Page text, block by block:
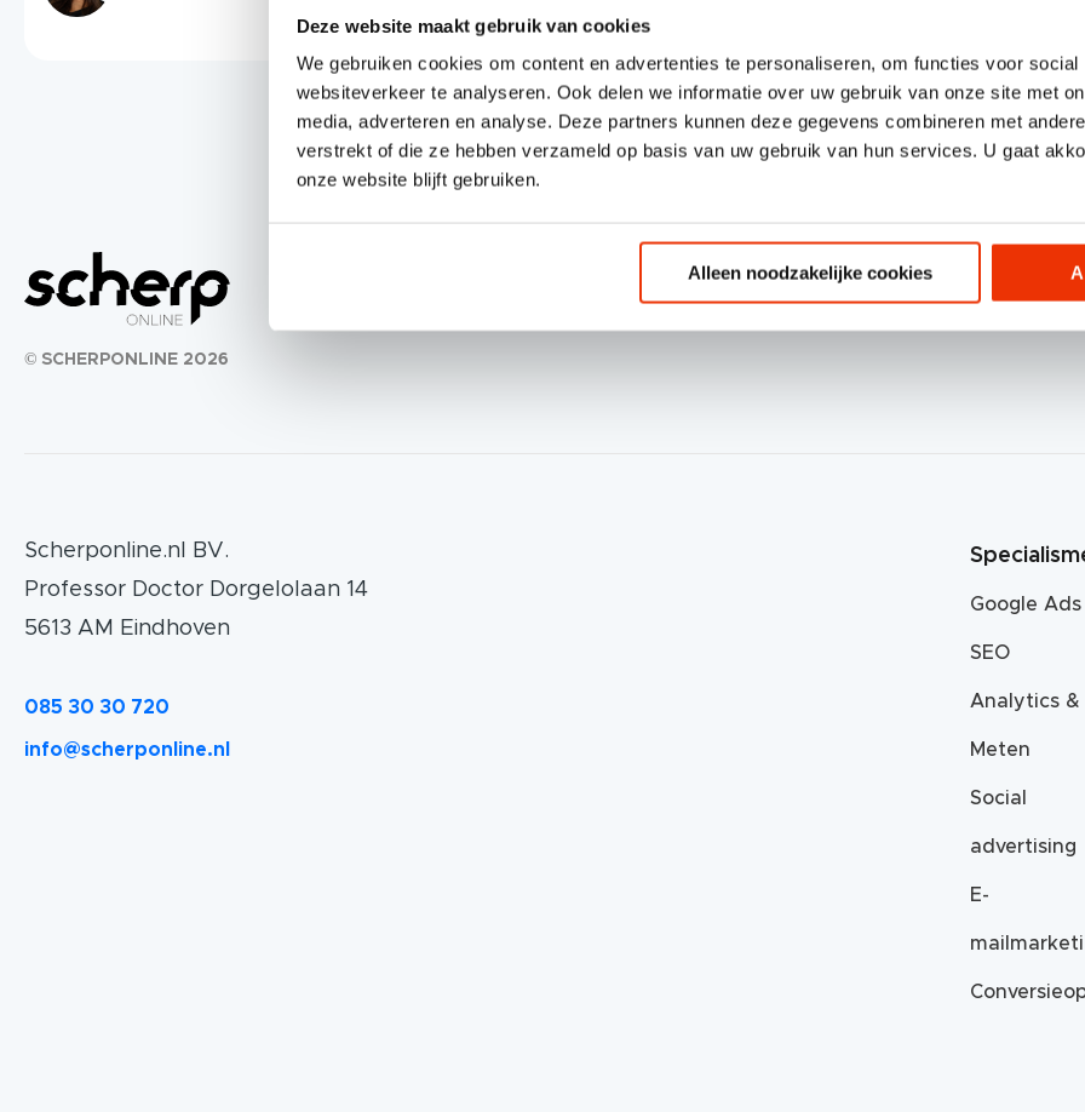
Deze website maakt gebruik van cookies
We gebruiken cookies om content en advertenties te personaliseren, om functies voor
websiteverkeer te analyseren. Ook delen we informatie over uw gebruik van onze site met
media, adverteren en analyse. Deze partners kunnen deze gegevens combineren met
verstrekt of die ze hebben verzameld op basis van uw gebruik van hun services. U gaat
onze website blijft gebruiken.
Alleen noodzakelijke cookies
© SCHERPONLINE 2026
Volg
Scherponline.nl BV.
Professor Doctor Dorgelolaan 14
5613 AM Eindhoven
085 30 30 720
info@scherponline.nl
Google Ads
SEO
Analytics &
Meten
Social
advertising
E-